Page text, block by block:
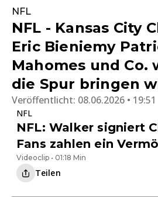
NFL
NFL - Kansas City
Eric Bieniemy
Mahomes und Co.
die Spur bringen
Veröffentlicht: 08.06.2026 •
NFL
NFL: Walker signiert
Fans zahlen ein
Videoclip • 01:18 Min
Teilen